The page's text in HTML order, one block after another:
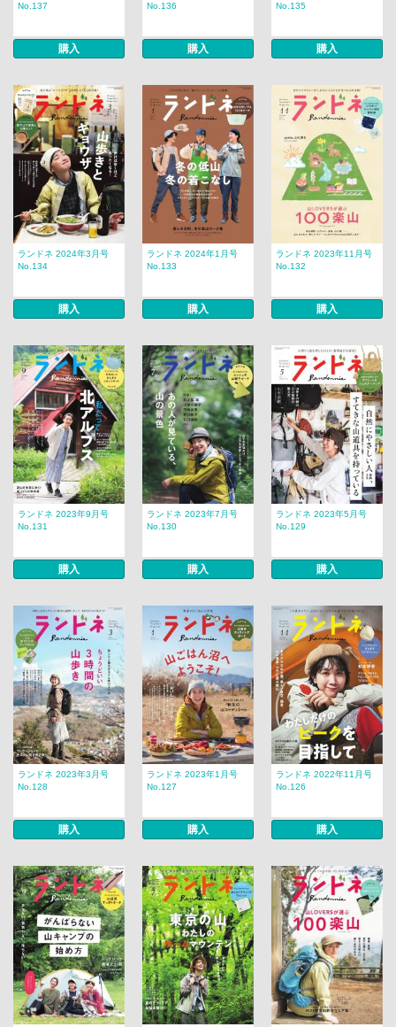
No.137
購入
No.136
購入
No.135
購入
ランドネ 2024年3月号
No.134
購入
ランドネ 2024年1月号
No.133
購入
ランドネ 2023年11月号
No.132
購入
ランドネ 2023年9月号
No.131
購入
ランドネ 2023年7月号
No.130
購入
ランドネ 2023年5月号
No.129
購入
ランドネ 2023年3月号
No.128
購入
ランドネ 2023年1月号
No.127
購入
ランドネ 2022年11月号
No.126
購入